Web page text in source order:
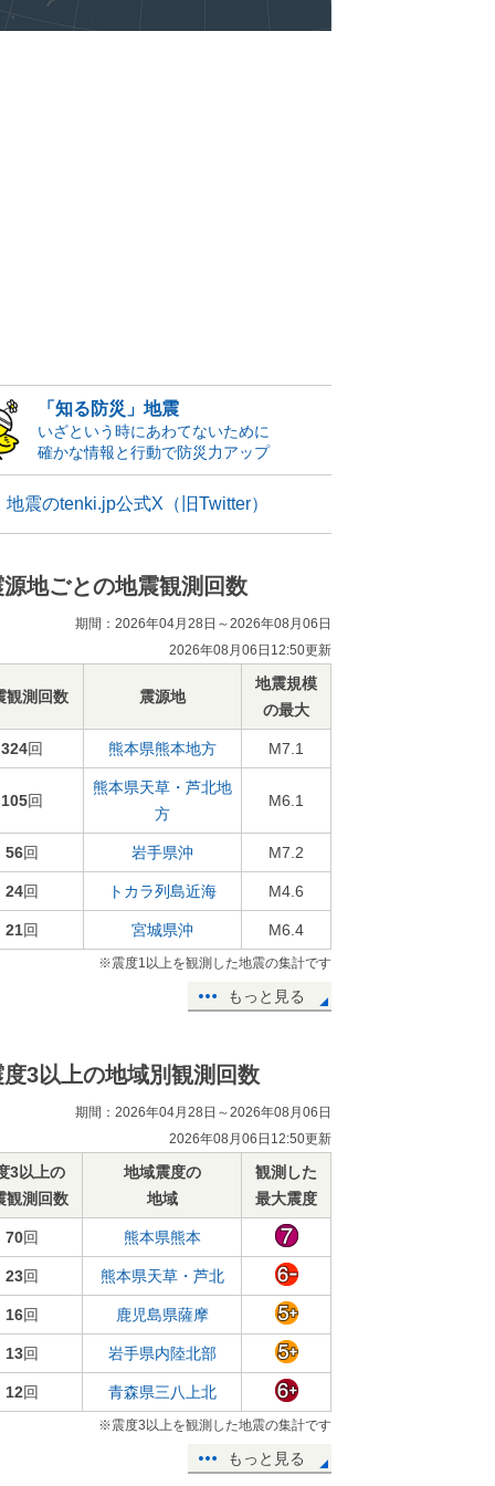
「知る防災」地震
いざという時にあわてないために
確かな情報と行動で防災力アップ
地震のtenki.jp公式X（旧Twitter）
源地ごとの地震観測回数
期間：2026年04月28日～2026年08月06日
2026年08月06日12:50更新
観測回数 震源地
地震規模
の最大
324回 熊本県熊本地方 M7.1
105回
熊本県天草・芦北地
方
M6.1
56回 岩手県沖 M7.2
24回 トカラ列島近海 M4.6
21回 宮城県沖 M6.4
※震度1以上を観測した地震の集計です
もっと見る
度3以上の地域別観測回数
期間：2026年04月28日～2026年08月06日
2026年08月06日12:50更新
3以上の
観測回数
地域震度の
地域
観測した
最大震度
70回 熊本県熊本
23回 熊本県天草・芦北
16回 鹿児島県薩摩
13回 岩手県内陸北部
12回 青森県三八上北
※震度3以上を観測した地震の集計です
もっと見る